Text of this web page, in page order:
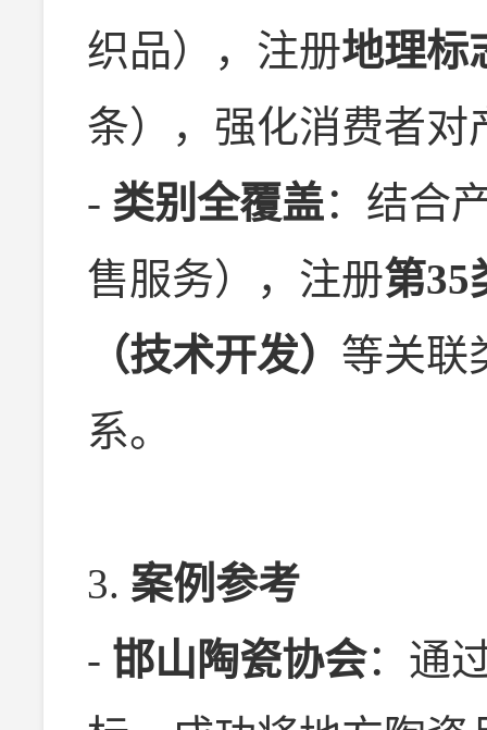
织品），注册地理标
条），强化消费者对
- 类别全覆盖：结合
售服务），注册第35
（技术开发） 等关联
系。
3. 案例参考
- 邯山陶瓷协会：通